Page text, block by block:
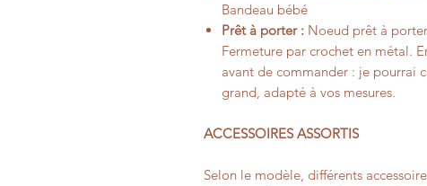
Bandeau bébé
Prêt à porter : Noeud prêt à
Fermeture par crochet en métal.
avant de commander : je pourrai
grand, adapté à vos mesures.
ACCESSOIRES ASSORTIS
Selon le modèle, différents